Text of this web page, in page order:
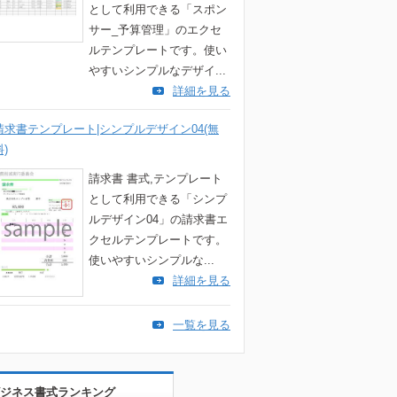
として利用できる「スポン
サー_予算管理」のエクセ
ルテンプレートです。使い
やすいシンプルなデザイ...
詳細を見る
求書テンプレート|シンプルデザイン04(無
)
請求書 書式,テンプレート
として利用できる「シンプ
ルデザイン04」の請求書エ
クセルテンプレートです。
使いやすいシンプルな...
詳細を見る
一覧を見る
ネス書式ランキング